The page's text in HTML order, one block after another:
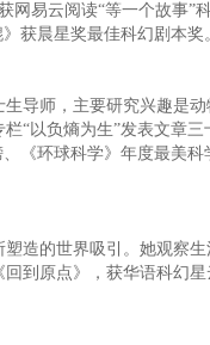
易云阅读“等一个故事”
获晨星奖最佳科幻剧本奖
师，主要研究兴趣是动
“以负熵为生”发表文章
《环球科学》年度最美
的世界吸引。她观察生
到原点》，获华语科幻